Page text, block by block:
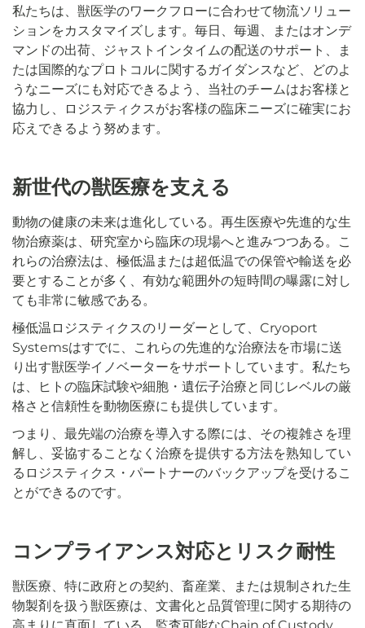
私たちは、獣医学のワークフローに合わせて物流ソリュー
ションをカスタマイズします。毎日、毎週、またはオンデ
マンドの出荷、ジャストインタイムの配送のサポート、ま
たは国際的なプロトコルに関するガイダンスなど、どのよ
うなニーズにも対応できるよう、当社のチームはお客様と
協力し、ロジスティクスがお客様の臨床ニーズに確実にお
応えできるよう努めます。
新世代の獣医療を支える
動物の健康の未来は進化している。再生医療や先進的な生
物治療薬は、研究室から臨床の現場へと進みつつある。こ
れらの治療法は、極低温または超低温での保管や輸送を必
要とすることが多く、有効な範囲外の短時間の曝露に対し
ても非常に敏感である。
極低温ロジスティクスのリーダーとして、Cryoport
Systemsはすでに、これらの先進的な治療法を市場に送
り出す獣医学イノベーターをサポートしています。私たち
は、ヒトの臨床試験や細胞・遺伝子治療と同じレベルの厳
格さと信頼性を動物医療にも提供しています。
つまり、最先端の治療を導入する際には、その複雑さを理
解し、妥協することなく治療を提供する方法を熟知してい
るロジスティクス・パートナーのバックアップを受けるこ
とができるのです。
コンプライアンス対応とリスク耐性
獣医療、特に政府との契約、畜産業、または規制された生
物製剤を扱う獣医療は、文書化と品質管理に関する期待の